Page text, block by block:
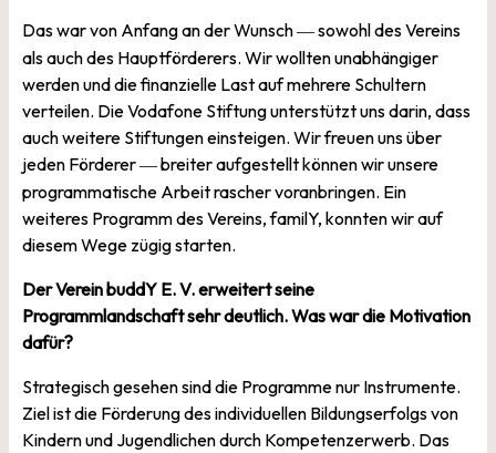
Das war von Anfang an der Wunsch—sowohl des Vereins
als auch des Hauptförderers. Wir wollten unabhängiger
werden und die finanzielle Last auf mehrere Schultern
verteilen. Die Vodafone Stiftung unterstützt uns darin, dass
auch weitere Stiftungen einsteigen. Wir freuen uns über
jeden Förderer—breiter aufgestellt können wir unsere
programmatische Arbeit rascher voranbringen. Ein
weiteres Programm des Vereins, familY, konnten wir auf
diesem Wege zügig starten.
Der Verein buddY E. V. erweitert seine
Programmlandschaft sehr deutlich. Was war die Motivation
dafür?
Strategisch gesehen sind die Programme nur Instrumente.
Ziel ist die Förderung des individuellen Bildungserfolgs von
Kindern und Jugendlichen durch Kompetenzerwerb. Das